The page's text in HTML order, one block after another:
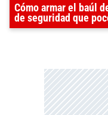
Cómo armar el baúl
de seguridad que